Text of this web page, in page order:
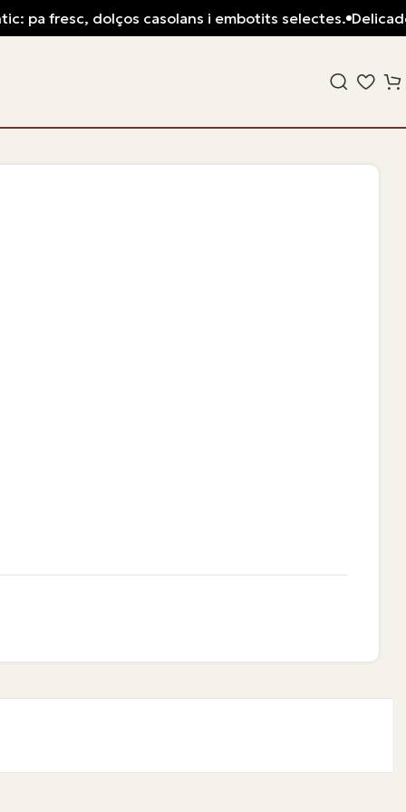
pa fresc, dolços casolans i embotits selectes.